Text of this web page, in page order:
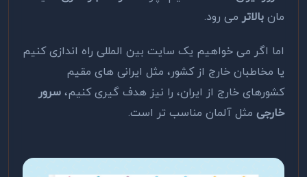
مان بالاتر می رود.
اما اگر می خواهیم یک سایت بین المللی راه اندازی کنیم
یا مخاطبان خارج از کشور، مثل ایرانی های مقیم
کشورهای خارج از ایران، را نیز هدف گیری کنیم، سرور
خارجی مثل آلمان مناسب تر است.